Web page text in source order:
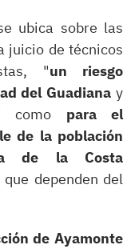
ubica sobre las
juicio de técnicos
"un riesgo
del Guadiana y
como para el
de la población
la de la Costa
que dependen del
de Ayamonte